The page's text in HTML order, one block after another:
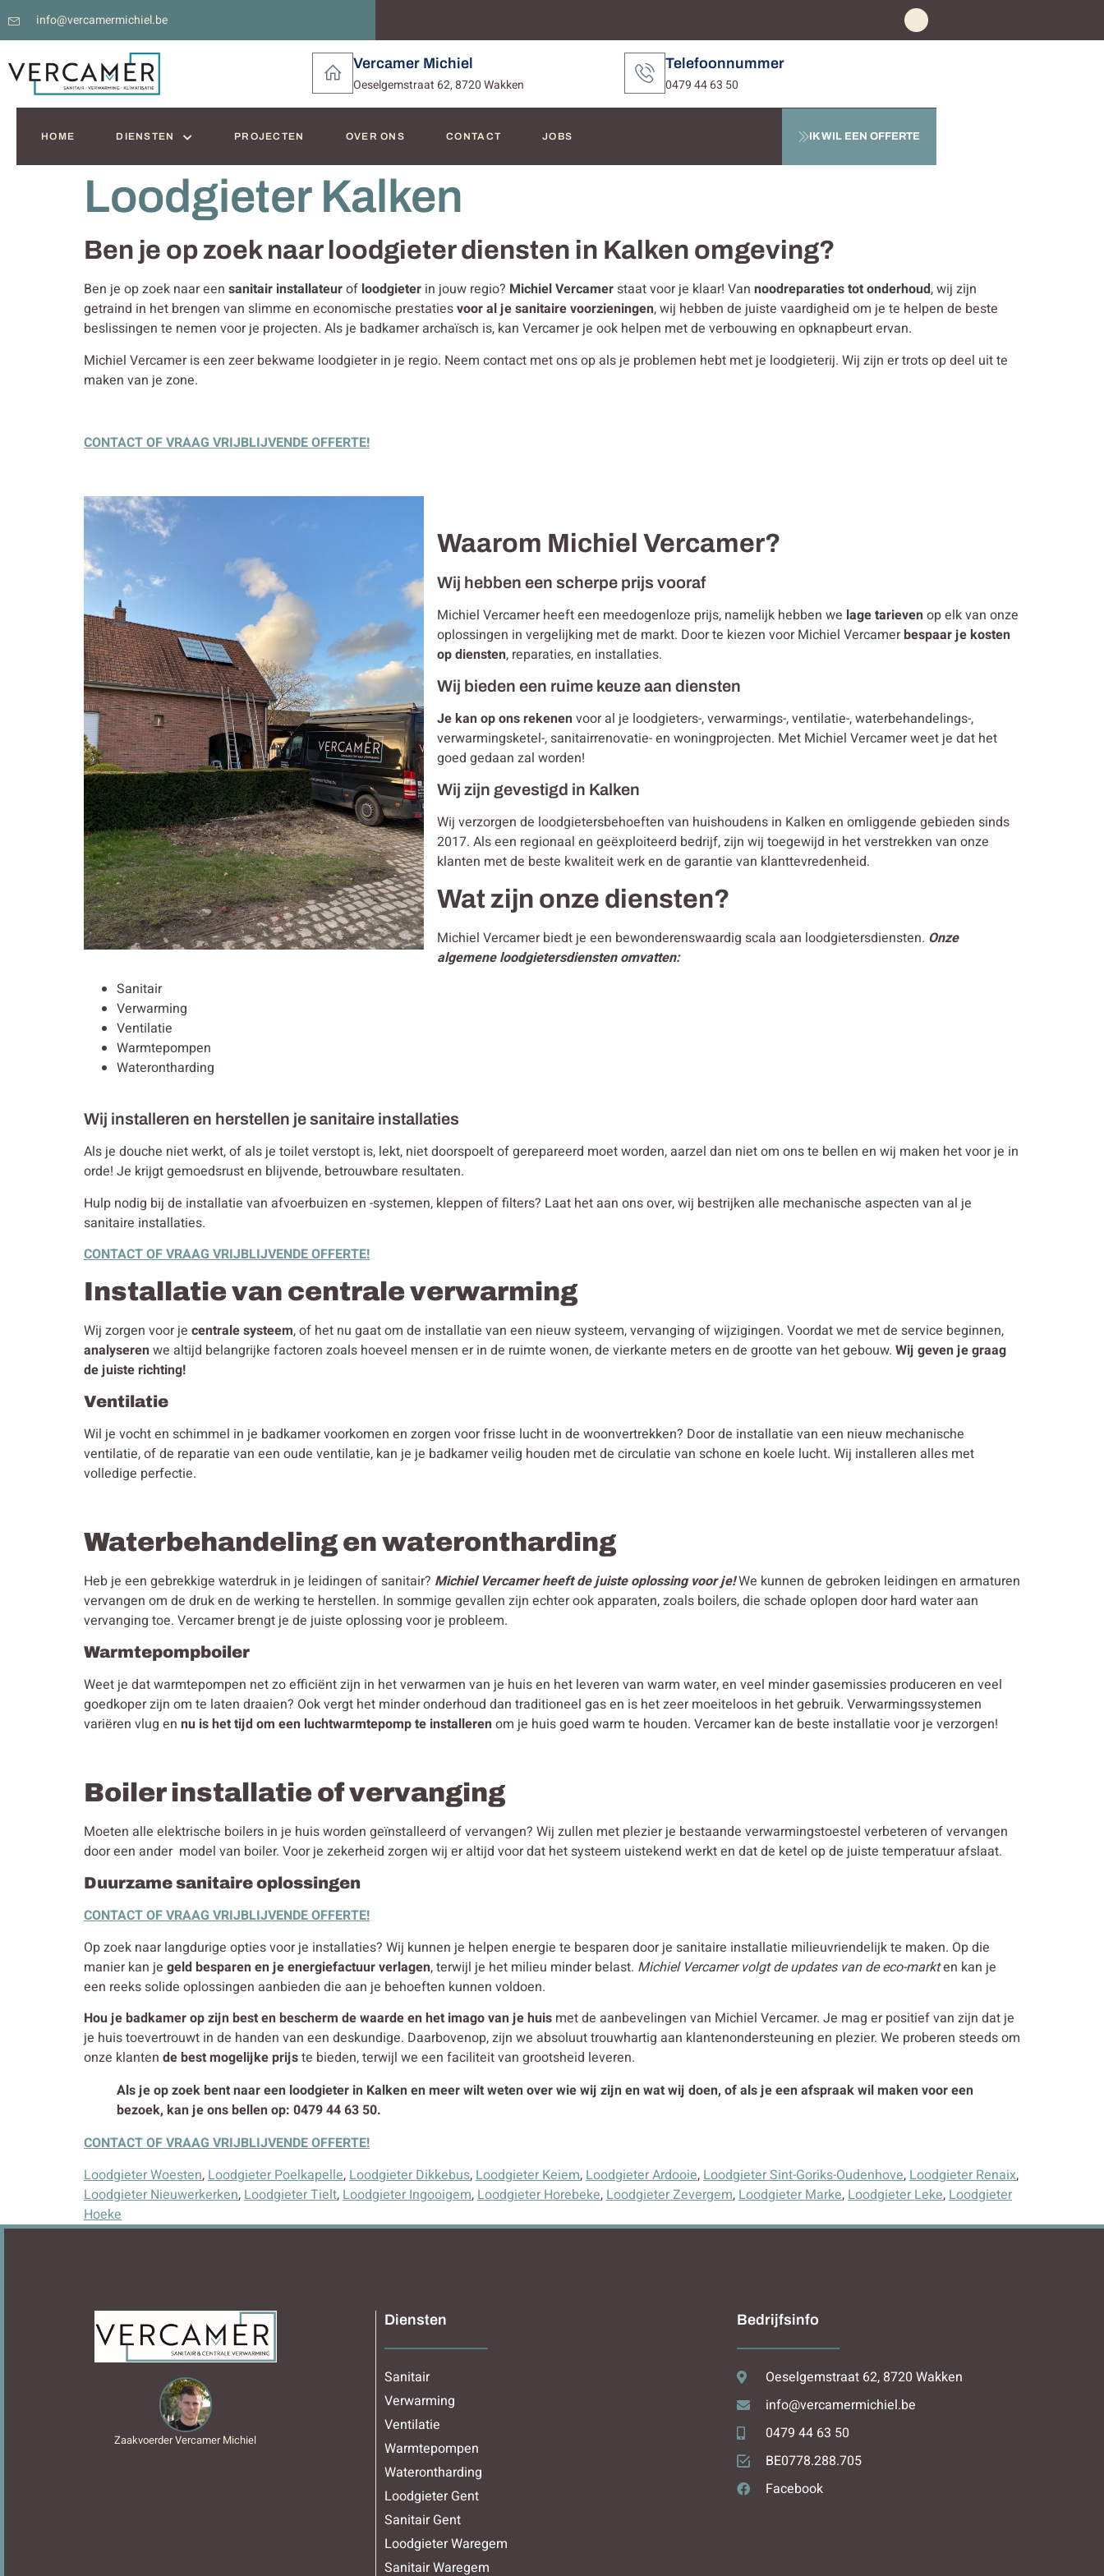
info@vercamermichiel.be
Vercamer Michiel
Oeselgemstraat 62, 8720 Wakken
Telefoonnummer
0479 44 63 50
HOME DIENSTEN PROJECTEN OVER ONS CONTACT JOBS IK WIL EEN OFFERTE
Loodgieter Kalken
Ben je op zoek naar loodgieter diensten in Kalken omgeving?
Ben je op zoek naar een sanitair installateurof loodgieter in jouw regio? Michiel Vercamerstaat voor je klaar! Van noodreparaties tot onderhoud, wij zijn
getraind in het brengen van slimme en economische prestatiesvoor al je sanitaire voorzieningen, wij hebben de juiste vaardigheid om je te helpen de beste
beslissingen te nemen voor je projecten. Als je badkamer archaïsch is, kan Vercamer je ook helpen met de verbouwing en opknapbeurt ervan.
Michiel Vercamer is een zeer bekwame loodgieter in je regio. Neem contact met ons op als je problemen hebt met je loodgieterij. Wij zijn er trots op deel uit te
maken van je zone.
CONTACT OF VRAAG VRIJBLIJVENDE OFFERTE!
Waarom Michiel Vercamer?
Wij hebben een scherpe prijs vooraf
Michiel Vercamer heeft een meedogenloze prijs, namelijk hebben we lage tarievenop elk van onze
oplossingen in vergelijking met de markt. Door te kiezen voor Michiel Vercamerbespaar je kosten
op diensten, reparaties, en installaties.
Wij bieden een ruime keuze aan diensten
Je kan op ons rekenenvoor al je loodgieters-, verwarmings-, ventilatie-, waterbehandelings-,
verwarmingsketel-, sanitairrenovatie- en woningprojecten. Met Michiel Vercamer weet je dat het
goed gedaan zal worden!
Wij zijn gevestigd in Kalken
Wij verzorgen de loodgietersbehoeften van huishoudens in Kalken en omliggende gebieden sinds
2017. Als een regionaal en geëxploiteerd bedrijf, zijn wij toegewijd in het verstrekken van onze
klanten met de beste kwaliteit werk en de garantie van klanttevredenheid.
Wat zijn onze diensten?
Michiel Vercamer biedt je een bewonderenswaardig scala aan loodgietersdiensten. Onze
algemene loodgietersdiensten omvatten:
Sanitair
Verwarming
Ventilatie
Warmtepompen
Waterontharding
Wij installeren en herstellen je sanitaire installaties
Als je douche niet werkt, of als je toilet verstopt is, lekt, niet doorspoelt of gerepareerd moet worden, aarzel dan niet om ons te bellen en wij maken het voor je in
orde! Je krijgt gemoedsrust en blijvende, betrouwbare resultaten.
Hulp nodig bij de installatie van afvoerbuizen en -systemen, kleppen of filters? Laat het aan ons over, wij bestrijken alle mechanische aspecten van al je
sanitaire installaties.
CONTACT OF VRAAG VRIJBLIJVENDE OFFERTE!
Installatie van centrale verwarming
Wij zorgen voor je centrale systeem, of het nu gaat om de installatie van een nieuw systeem, vervanging of wijzigingen. Voordat we met de service beginnen,
analyserenwe altijd belangrijke factoren zoals hoeveel mensen er in de ruimte wonen, de vierkante meters en de grootte van het gebouw. Wij geven je graag
de juiste richting!
Ventilatie
Wil je vocht en schimmel in je badkamer voorkomen en zorgen voor frisse lucht in de woonvertrekken? Door de installatie van een nieuw mechanische
ventilatie, of de reparatie van een oude ventilatie, kan je je badkamer veilig houden met de circulatie van schone en koele lucht. Wij installeren alles met
volledige perfectie.
Waterbehandeling en waterontharding
Heb je een gebrekkige waterdruk in je leidingen of sanitair? Michiel Vercamer heeft de juiste oplossing voor je!We kunnen de gebroken leidingen en armaturen
vervangen om de druk en de werking te herstellen. In sommige gevallen zijn echter ook apparaten, zoals boilers, die schade oplopen door hard water aan
vervanging toe. Vercamer brengt je de juiste oplossing voor je probleem.
Warmtepompboiler
Weet je dat warmtepompen net zo efficiënt zijn in het verwarmen van je huis en het leveren van warm water, en veel minder gasemissies produceren en veel
goedkoper zijn om te laten draaien? Ook vergt het minder onderhoud dan traditioneel gas en is het zeer moeiteloos in het gebruik. Verwarmingssystemen
variëren vlug en nu is het tijd om een luchtwarmtepomp te installerenom je huis goed warm te houden. Vercamer kan de beste installatie voor je verzorgen!
Boiler installatie of vervanging
Moeten alle elektrische boilers in je huis worden geïnstalleerd of vervangen? Wij zullen met plezier je bestaande verwarmingstoestel verbeteren of vervangen
door een ander model van boiler. Voor je zekerheid zorgen wij er altijd voor dat het systeem uistekend werkt en dat de ketel op de juiste temperatuur afslaat.
Duurzame sanitaire oplossingen
CONTACT OF VRAAG VRIJBLIJVENDE OFFERTE!
Op zoek naar langdurige opties voor je installaties? Wij kunnen je helpen energie te besparen door je sanitaire installatie milieuvriendelijk te maken. Op die
manier kan je geld besparen en je energiefactuur verlagen, terwijl je het milieu minder belast. Michiel Vercamer volgt de updates van de eco-markten kan je
een reeks solide oplossingen aanbieden die aan je behoeften kunnen voldoen.
Hou je badkamer op zijn best en bescherm de waarde en het imago van je huis met de aanbevelingen van Michiel Vercamer. Je mag er positief van zijn dat je
je huis toevertrouwt in de handen van een deskundige. Daarbovenop, zijn we absoluut trouwhartig aan klantenondersteuning en plezier. We proberen steeds om
onze klanten de best mogelijke prijste bieden, terwijl we een faciliteit van grootsheid leveren.
Als je op zoek bent naar een loodgieter in Kalken en meer wilt weten over wie wij zijn en wat wij doen, of als je een afspraak wil maken voor een
bezoek, kan je ons bellen op: 0479 44 63 50.
CONTACT OF VRAAG VRIJBLIJVENDE OFFERTE!
Loodgieter Woesten, Loodgieter Poelkapelle, Loodgieter Dikkebus, Loodgieter Keiem, Loodgieter Ardooie, Loodgieter Sint-Goriks-Oudenhove, Loodgieter Renaix,
Loodgieter Nieuwerkerken, Loodgieter Tielt, Loodgieter Ingooigem, Loodgieter Horebeke, Loodgieter Zevergem, Loodgieter Marke, Loodgieter Leke, Loodgieter
Hoeke
Zaakvoerder Vercamer Michiel
Diensten
Sanitair
Verwarming
Ventilatie
Warmtepompen
Waterontharding
Loodgieter Gent
Sanitair Gent
Loodgieter Waregem
Sanitair Waregem
Bedrijfsinfo
Oeselgemstraat 62, 8720 Wakken
info@vercamermichiel.be
0479 44 63 50
BE0778.288.705
Facebook